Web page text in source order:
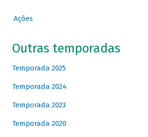
Ações
Outras temporadas
Temporada 2025
Temporada 2024
Temporada 2023
Temporada 2020